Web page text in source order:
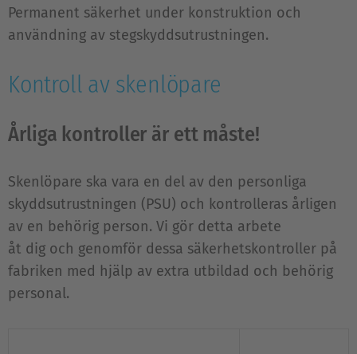
Permanent säkerhet under konstruktion och
användning av stegskyddsutrustningen.
Kontroll av skenlöpare
Årliga kontroller är ett måste!
Skenlöpare ska vara en del av den personliga
skyddsutrustningen (PSU) och kontrolleras årligen
av en behörig person. Vi gör detta arbete
åt dig och genomför dessa säkerhetskontroller på
fabriken med hjälp av extra utbildad och behörig
personal.